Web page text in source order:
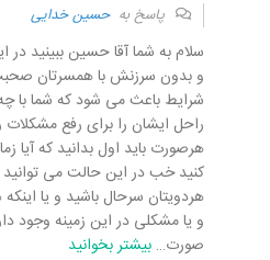
پاسخ بهحسین خدایی
سلام به شما آقا حسین ببینید در
و بدون سرزنش با همسرتان
شرایط باعث می شود که شما با
راحل ایشان را برای رفع مشکلات
هرصورت باید اول بدانید که آیا
کنید خب در این حالت می توانید
هردویتان سرحال باشید و یا
و یا مشکلی در این زمینه وجود
صورت… بیشتر بخوانید